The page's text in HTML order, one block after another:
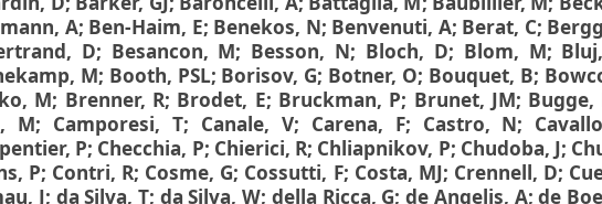
A; Ben-Haim, E; Benekos, N; Benvenuti, A; Berat, C;
D; Besancon, M; Besson, N; Bloch, D; Blom, M;
M; Booth, PSL; Borisov, G; Botner, O; Bouquet, B;
M; Brenner, R; Brodet, E; Bruckman, P; Brunet, JM; Bugge,
M; Camporesi, T; Canale, V; Carena, F; Castro, N;
P; Checchia, P; Chierici, R; Chliapnikov, P; Chudoba, J;
P; Contri, R; Cosme, G; Cossutti, F; Costa, MJ; Crennell, D;
J; da Silva, T; da Silva, W; della Ricca, G;de Angelis, A;de